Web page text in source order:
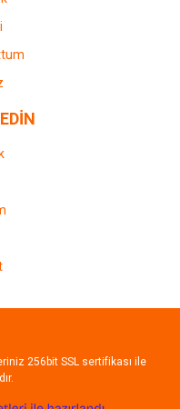
256bit SSL sertifikası ile